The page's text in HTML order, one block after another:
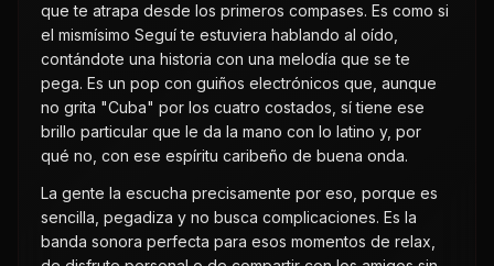
que te atrapa desde los primeros compases. Es como si
el mismísimo Seguí te estuviera hablando al oído,
contándote una historia con una melodía que se te
pega. Es un pop con guiños electrónicos que, aunque
no grita "Cuba" por los cuatro costados, sí tiene ese
brillo particular que le da la mano con lo latino y, por
qué no, con ese espíritu caribeño de buena onda.
La gente la escucha precisamente por eso, porque es
sencilla, pegadiza y no busca complicaciones. Es la
banda sonora perfecta para esos momentos de relax,